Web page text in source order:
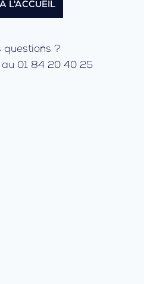
L'ACCUEIL
questions ?
01 84 20 40 25